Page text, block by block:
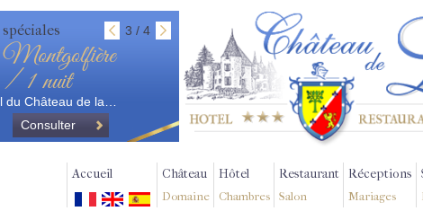
3 / 4
/ 1 nuit
du Château de la…
Consulter
Accueil Château
Domaine
Hôtel
Chambres
Restaurant
Salon
Réceptions
Mariages